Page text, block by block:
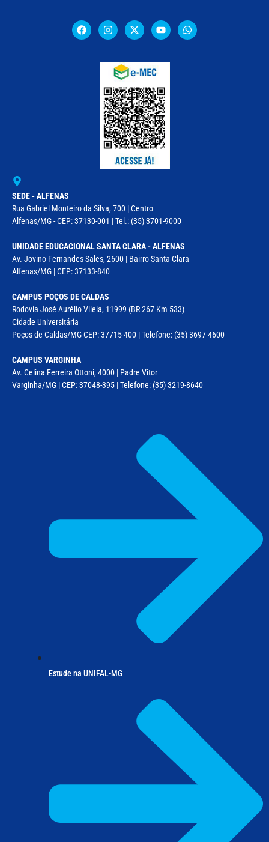
SEDE - ALFENAS
Rua Gabriel Monteiro da Silva, 700 | Centro
Alfenas/MG - CEP: 37130-001 | Tel.: (35) 3701-9000
UNIDADE EDUCACIONAL SANTA CLARA - ALFENAS
Av. Jovino Fernandes Sales, 2600 | Bairro Santa Clara
Alfenas/MG | CEP: 37133-840
CAMPUS POÇOS DE CALDAS
Rodovia José Aurélio Vilela, 11999 (BR 267 Km 533)
Cidade Universitária
Poços de Caldas/MG CEP: 37715-400 | Telefone: (35) 3697-4600
CAMPUS VARGINHA
Av. Celina Ferreira Ottoni, 4000 | Padre Vitor
Varginha/MG | CEP: 37048-395 | Telefone: (35) 3219-8640
Estude na UNIFAL-MG